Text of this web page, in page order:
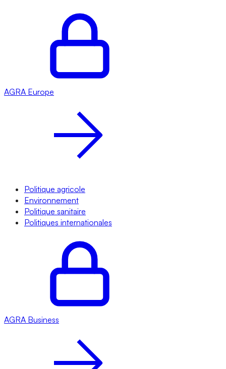
AGRA Europe
Politique agricole
Environnement
Politique sanitaire
Politiques internationales
AGRA Business